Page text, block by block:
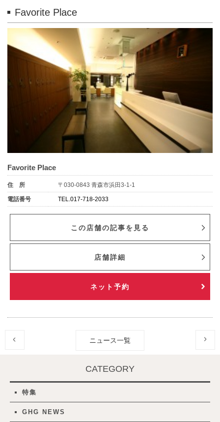
Favorite Place
Favorite Place
住 所 〒030-0843 青森市浜田3-1-1
電話番号 TEL.017-718-2033
この店舗の記事を見る
店舗詳細
ネット予約
ニュース一覧
CATEGORY
特集
GHG NEWS